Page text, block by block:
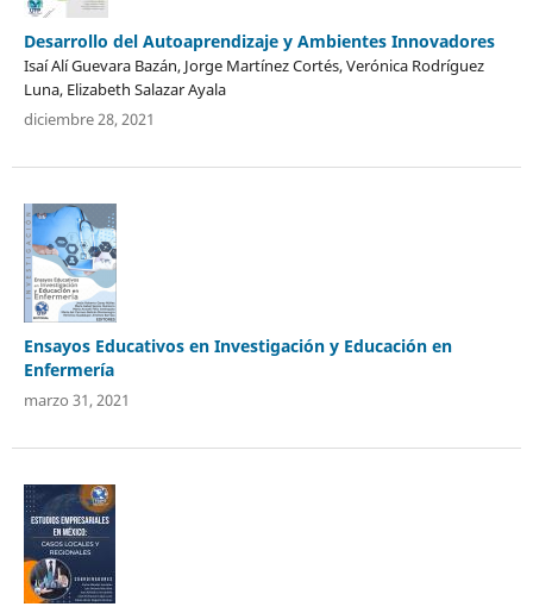
Desarrollo del Autoaprendizaje y Ambientes Innovadores
Isaí Alí Guevara Bazán, Jorge Martínez Cortés, Verónica Rodríguez
Luna, Elizabeth Salazar Ayala
diciembre 28, 2021
Ensayos Educativos en Investigación y Educación en
Enfermería
marzo 31, 2021